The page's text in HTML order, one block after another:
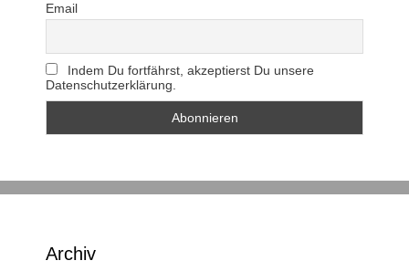
Email
Indem Du fortfährst, akzeptierst Du unsere
Datenschutzerklärung.
Archiv